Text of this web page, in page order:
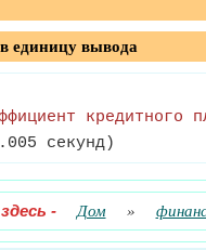
единицу вывода
кредитного
секунд)
- Дом »